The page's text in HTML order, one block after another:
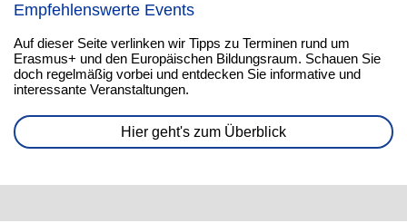
Empfehlenswerte Events
Auf dieser Seite verlinken wir Tipps zu Terminen rund um
Erasmus+ und den Europäischen Bildungsraum. Schauen Sie
doch regelmäßig vorbei und entdecken Sie informative und
interessante Veranstaltungen.
Hier geht's zum Überblick